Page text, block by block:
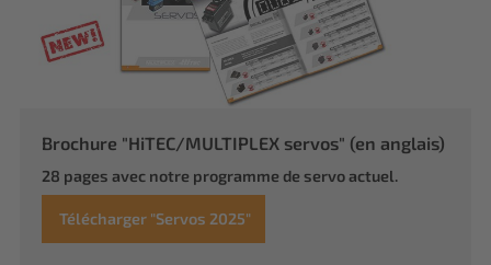
Brochure "HiTEC/MULTIPLEX servos" (en anglais)
28 pages avec notre programme de servo actuel.
Télécharger "Servos 2025"